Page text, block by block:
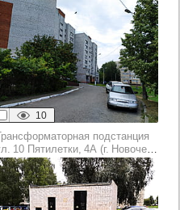
10
подстанция
10 Пятилетки, 4А (г. Новочебоксарск)